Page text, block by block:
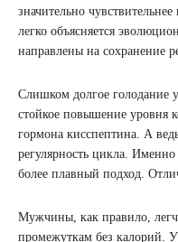
значительно
легко объясняется
направлены на сохранение
Слишком долгое голодание
стойкое повышение уровня
гормона кисспептина. А
регулярность цикла.
более плавный подход.
Мужчины, как правило,
промежуткам без калорий. У